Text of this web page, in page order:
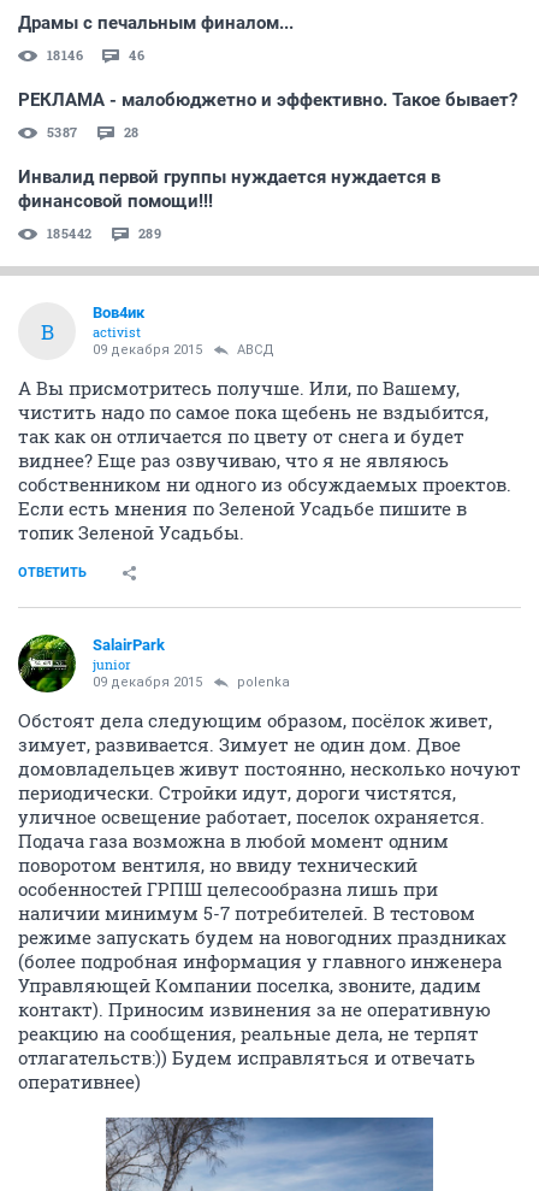
Драмы с печальным финалом...
18146 46
РЕКЛАМА - малобюджетно и эффективно. Такое бывает?
5387 28
Инвалид первой группы нуждается нуждается в
финансовой помощи!!!
185442 289
В
Вов4ик
activist
09 декабря 2015 АВСД
А Вы присмотритесь получше. Или, по Вашему,
чистить надо по самое пока щебень не вздыбится,
так как он отличается по цвету от снега и будет
виднее? Еще раз озвучиваю, что я не являюсь
собственником ни одного из обсуждаемых проектов.
Если есть мнения по Зеленой Усадьбе пишите в
топик Зеленой Усадьбы.
ОТВЕТИТЬ
SalairPark
junior
09 декабря 2015 polenka
Обстоят дела следующим образом, посёлок живет,
зимует, развивается. Зимует не один дом. Двое
домовладельцев живут постоянно, несколько ночуют
периодически. Стройки идут, дороги чистятся,
уличное освещение работает, поселок охраняется.
Подача газа возможна в любой момент одним
поворотом вентиля, но ввиду технический
особенностей ГРПШ целесообразна лишь при
наличии минимум 5-7 потребителей. В тестовом
режиме запускать будем на новогодних праздниках
(более подробная информация у главного инженера
Управляющей Компании поселка, звоните, дадим
контакт). Приносим извинения за не оперативную
реакцию на сообщения, реальные дела, не терпят
отлагательств:)) Будем исправляться и отвечать
оперативнее)